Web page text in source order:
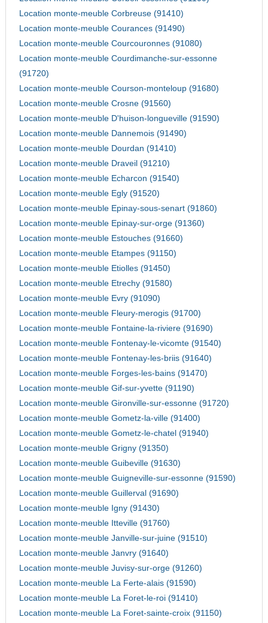
Location monte-meuble Corbreuse (91410)
Location monte-meuble Courances (91490)
Location monte-meuble Courcouronnes (91080)
Location monte-meuble Courdimanche-sur-essonne
(91720)
Location monte-meuble Courson-monteloup (91680)
Location monte-meuble Crosne (91560)
Location monte-meuble D'huison-longueville (91590)
Location monte-meuble Dannemois (91490)
Location monte-meuble Dourdan (91410)
Location monte-meuble Draveil (91210)
Location monte-meuble Echarcon (91540)
Location monte-meuble Egly (91520)
Location monte-meuble Epinay-sous-senart (91860)
Location monte-meuble Epinay-sur-orge (91360)
Location monte-meuble Estouches (91660)
Location monte-meuble Etampes (91150)
Location monte-meuble Etiolles (91450)
Location monte-meuble Etrechy (91580)
Location monte-meuble Evry (91090)
Location monte-meuble Fleury-merogis (91700)
Location monte-meuble Fontaine-la-riviere (91690)
Location monte-meuble Fontenay-le-vicomte (91540)
Location monte-meuble Fontenay-les-briis (91640)
Location monte-meuble Forges-les-bains (91470)
Location monte-meuble Gif-sur-yvette (91190)
Location monte-meuble Gironville-sur-essonne (91720)
Location monte-meuble Gometz-la-ville (91400)
Location monte-meuble Gometz-le-chatel (91940)
Location monte-meuble Grigny (91350)
Location monte-meuble Guibeville (91630)
Location monte-meuble Guigneville-sur-essonne (91590)
Location monte-meuble Guillerval (91690)
Location monte-meuble Igny (91430)
Location monte-meuble Itteville (91760)
Location monte-meuble Janville-sur-juine (91510)
Location monte-meuble Janvry (91640)
Location monte-meuble Juvisy-sur-orge (91260)
Location monte-meuble La Ferte-alais (91590)
Location monte-meuble La Foret-le-roi (91410)
Location monte-meuble La Foret-sainte-croix (91150)